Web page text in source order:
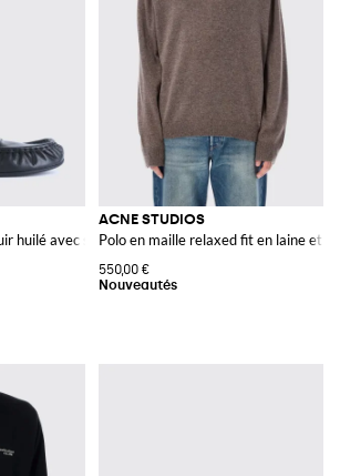
huilé avec semelle en caoutchouc
ACNE STUDIOS
Polo en maille relaxed fit en laine et
550,00 €